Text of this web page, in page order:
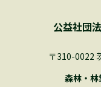
公益社団
〒310-0022
森林・林